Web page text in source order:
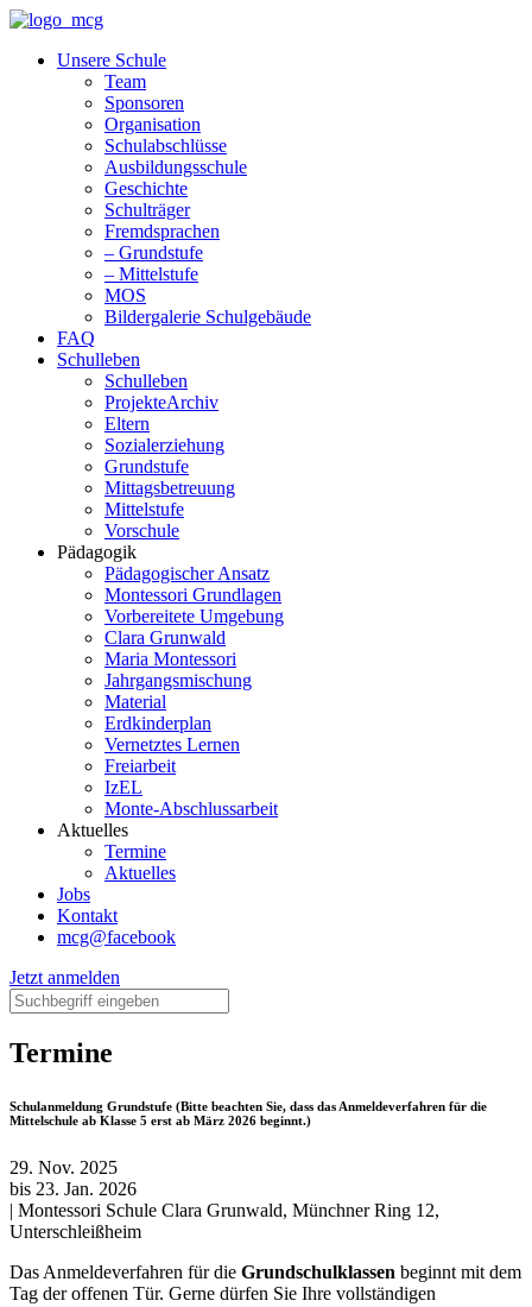
Unsere Schule
Team
Sponsoren
Organisation
Schulabschlüsse
Ausbildungsschule
Geschichte
Schulträger
Fremdsprachen
– Grundstufe
– Mittelstufe
MOS
Bildergalerie Schulgebäude
FAQ
Schulleben
Schulleben
ProjekteArchiv
Eltern
Sozialerziehung
Grundstufe
Mittagsbetreuung
Mittelstufe
Vorschule
Pädagogik
Pädagogischer Ansatz
Montessori Grundlagen
Vorbereitete Umgebung
Clara Grunwald
Maria Montessori
Jahrgangsmischung
Material
Erdkinderplan
Vernetztes Lernen
Freiarbeit
IzEL
Monte-Abschlussarbeit
Aktuelles
Termine
Aktuelles
Jobs
Kontakt
mcg@facebook
Jetzt anmelden
Termine
Schulanmeldung Grundstufe (Bitte beachten Sie, dass das Anmeldeverfahren für die
Mittelschule ab Klasse 5 erst ab März 2026 beginnt.)
29. Nov. 2025
bis 23. Jan. 2026
| Montessori Schule Clara Grunwald, Münchner Ring 12,
Unterschleißheim
Das Anmeldeverfahren für die Grundschulklassen beginnt mit dem
Tag der offenen Tür. Gerne dürfen Sie Ihre vollständigen